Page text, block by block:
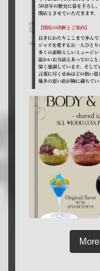
More